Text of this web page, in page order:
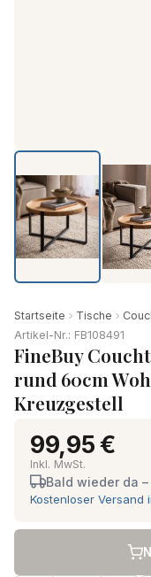
Startseite Tische
Artikel-Nr.: FB108491
FineBuy
rund 60cm
Kreuzgestell
99,95 €
Inkl. MwSt.
Bald wieder da
Kostenloser Versand